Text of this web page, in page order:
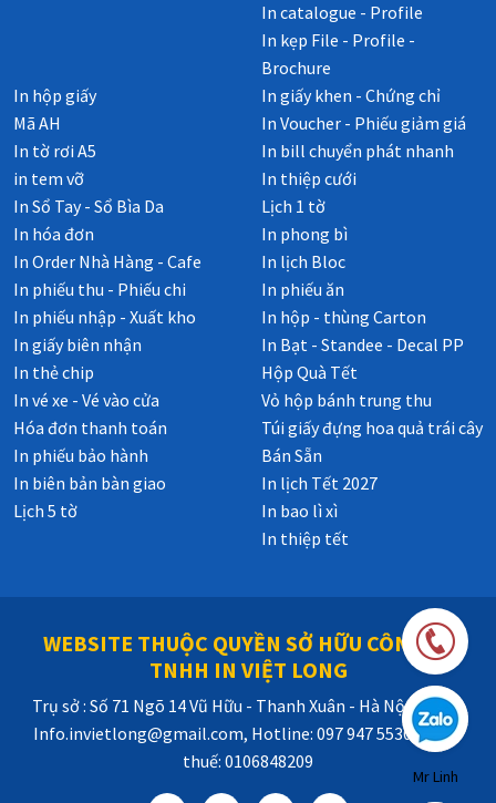
In catalogue - Profile
In kẹp File - Profile -
Brochure
In hộp giấy
Mã AH
In tờ rơi A5
in tem vỡ
In Sổ Tay - Sổ Bìa Da
In hóa đơn
In Order Nhà Hàng - Cafe
In phiếu thu - Phiếu chi
In phiếu nhập - Xuất kho
In giấy biên nhận
In thẻ chip
In vé xe - Vé vào cửa
Hóa đơn thanh toán
In phiếu bảo hành
In biên bản bàn giao
Lịch 5 tờ
In giấy khen - Chứng chỉ
In Voucher - Phiếu giảm giá
In bill chuyển phát nhanh
In thiệp cưới
Lịch 1 tờ
In phong bì
In lịch Bloc
In phiếu ăn
In hộp - thùng Carton
In Bạt - Standee - Decal PP
Hộp Quà Tết
Vỏ hộp bánh trung thu
Túi giấy đựng hoa quả trái cây
Bán Sẵn
In lịch Tết 2027
In bao lì xì
In thiệp tết
WEBSITE THUỘC QUYỀN SỞ HỮU CÔNG TY
TNHH IN VIỆT LONG
Trụ sở : Số 71 Ngõ 14 Vũ Hữu - Thanh Xuân - Hà Nội, Email:
Info.invietlong@gmail.com, Hotline: 097 947 5530, Mã số
thuế: 0106848209
Mr Linh